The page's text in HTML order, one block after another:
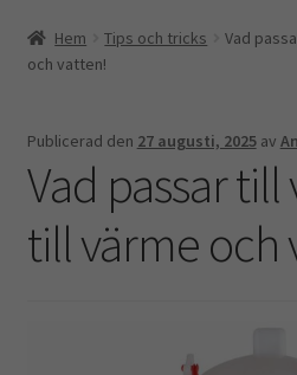
Kycklingar o vaktlar
Äggkartonger
Skyltar
Hemmet
Hem Tips och tricks
Vad
och vatten!
Publicerad den 27 augusti, 2025 av
Vad passar till
till värme och